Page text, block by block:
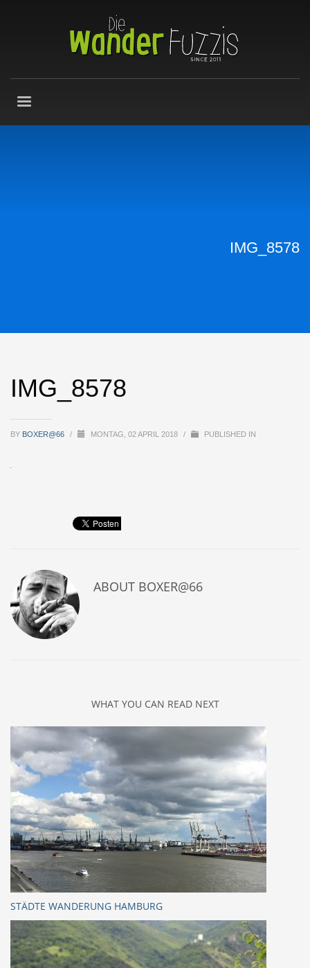
IMG_8578
IMG_8578
BY BOXER@66 / MONTAG, 02 APRIL 2018 / PUBLISHED IN
ABOUT BOXER@66
WHAT YOU CAN READ NEXT
STÄDTE WANDERUNG HAMBURG